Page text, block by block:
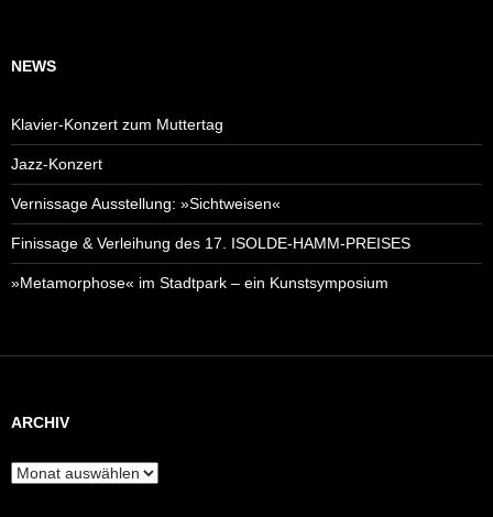
NEWS
Klavier-Konzert zum Muttertag
Jazz-Konzert
Vernissage Ausstellung: »Sichtweisen«
Finissage & Verleihung des 17. ISOLDE-HAMM-PREISES
»Metamorphose« im Stadtpark – ein Kunstsymposium
ARCHIV
Archiv